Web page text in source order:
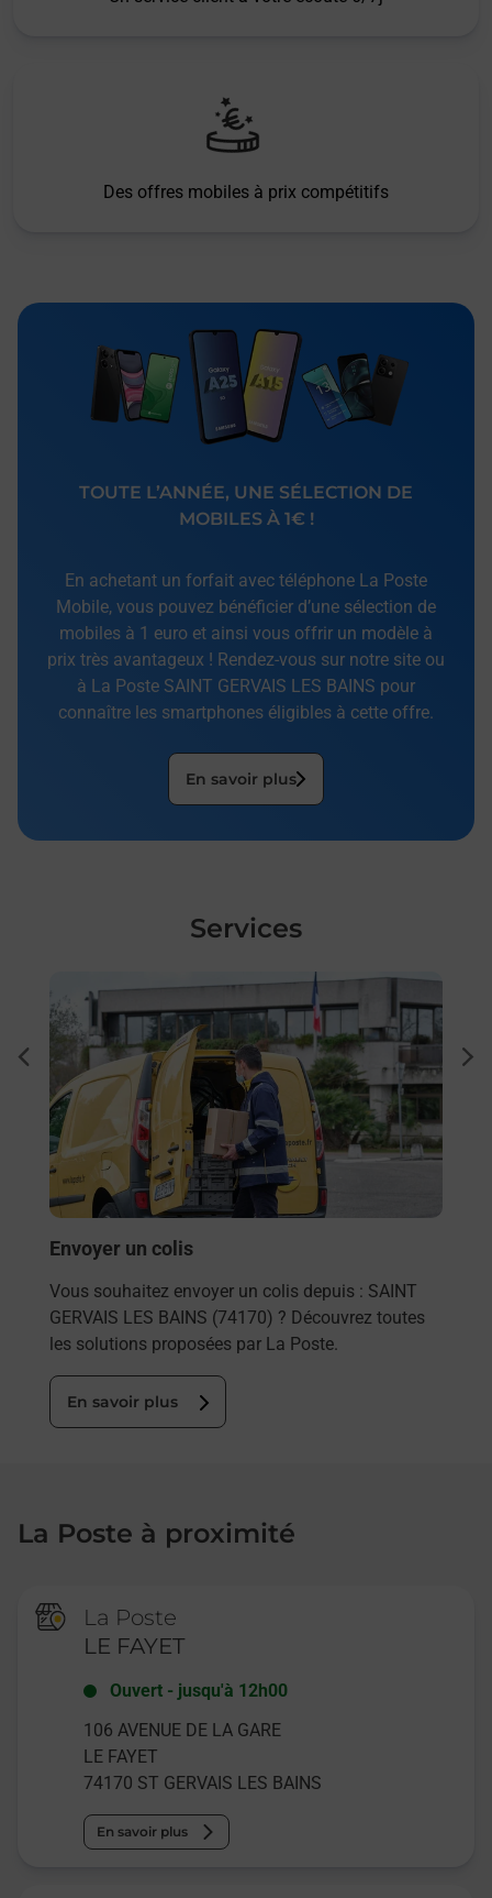
Des offres mobiles à prix compétitifs
TOUTE L’ANNÉE, UNE SÉLECTION DE
MOBILES À 1€ !
En achetant un forfait avec téléphone La Poste
Mobile, vous pouvez bénéficier d’une sélection de
mobiles à 1 euro et ainsi vous offrir un modèle à
prix très avantageux ! Rendez-vous sur notre site ou
à La Poste SAINT GERVAIS LES BAINS pour
connaître les smartphones éligibles à cette offre.
En savoir plus
Services
En savoir plus
Envoyer un colis
Vous souhaitez envoyer un colis depuis : SAINT
GERVAIS LES BAINS (74170) ? Découvrez toutes
les solutions proposées par La Poste.
En savoir plus
La Poste à proximité
La Poste
LE FAYET
Ouvert - jusqu'à 12h00
106 AVENUE DE LA GARE
LE FAYET
74170 ST GERVAIS LES BAINS
En savoir plus